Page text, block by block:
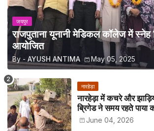
जयपुर
राजपुताना यूनानी मेडिकल कॉलेज में स्नेह
आयोजित
By - AYUSH ANTIMA May 05, 2025
नारहेड़ा
नारहेड़ा में कचरे और
ब्रिगेड ने समय रहते पाया
June 04, 2026